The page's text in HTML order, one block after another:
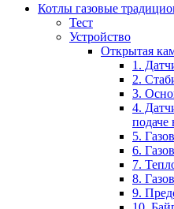
Котлы газовые
Тест
Устройство
Открытая
1.
2.
3.
4.
подаче
5.
6.
7.
8.
9.